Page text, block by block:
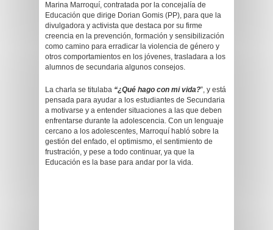
Marina Marroquí, contratada por la concejalía de
Educación que dirige Dorian Gomis (PP), para que la
divulgadora y activista que destaca por su firme
creencia en la prevención, formación y sensibilización
como camino para erradicar la violencia de género y
otros comportamientos en los jóvenes, trasladara a los
alumnos de secundaria algunos consejos.
La charla se titulaba “¿Qué hago con mi vida?”, y está
pensada para ayudar a los estudiantes de Secundaria
a motivarse y a entender situaciones a las que deben
enfrentarse durante la adolescencia. Con un lenguaje
cercano a los adolescentes, Marroquí habló sobre la
gestión del enfado, el optimismo, el sentimiento de
frustración, y pese a todo continuar, ya que la
Educación es la base para andar por la vida.